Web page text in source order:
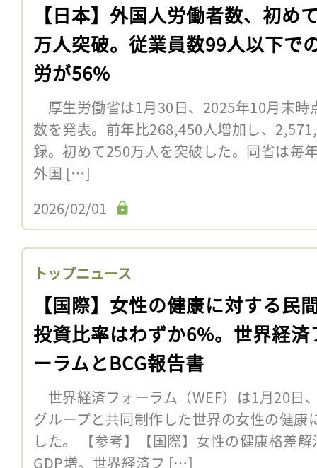
【日本】外国人労働者数、初め
万人突破。従業員数99人以下で
労が56%
厚生労働省は1月30日、2025年10月末時
数を発表。前年比268,450人増加し、
録。初めて250万人を突破した。同省は毎
外国 […]
2026/02/01
トップニュース
【国際】女性の健康に対する民
投資比率はわずか6%。世界経済
ーラムとBCG報告書
世界経済フォーラム（WEF）は1月20日
グループと共同制作した世界の女性の健康
した。 【参考】【国際】女性の健康格差
GDP増。世界経済フ […]